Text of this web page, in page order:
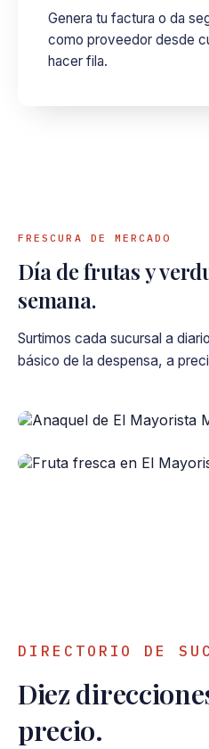
Genera tu factura o da
como proveedor desde
hacer fila.
FRESCURA DE MERCADO
Día de frutas y
semana.
Surtimos cada sucursal a
básico de la despensa, a
DIRECTORIO DE
Diez
precio.